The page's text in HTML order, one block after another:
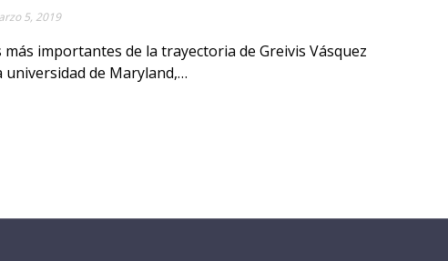
5, 2019
más importantes de la trayectoria de Greivis Vásquez
de Maryland,…